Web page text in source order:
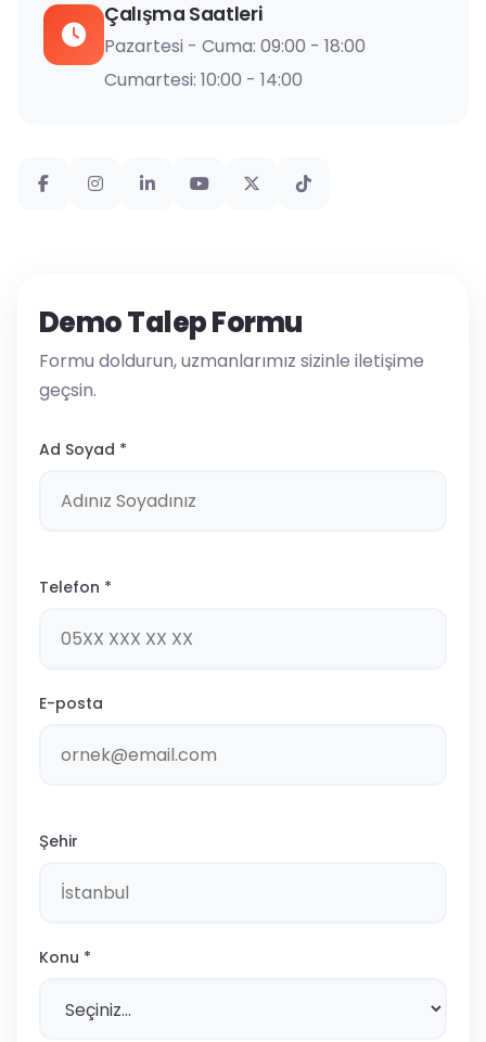
Çalışma Saatleri
Pazartesi - Cuma: 09:00 - 18:00
Cumartesi: 10:00 - 14:00
Demo Talep Formu
Formu doldurun, uzmanlarımız sizinle iletişime
geçsin.
Ad Soyad *
Telefon *
E-posta
Şehir
Konu *